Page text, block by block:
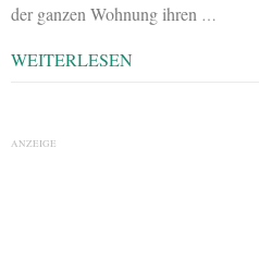
der ganzen Wohnung ihren …
WEITERLESEN
ANZEIGE